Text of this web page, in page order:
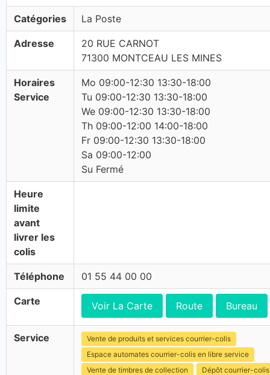
Catégories La Poste
Adresse
20 RUE CARNOT
71300 MONTCEAU LES MINES
Horaires
Service
Mo 09:00-12:30 13:30-18:00
Tu 09:00-12:30 13:30-18:00
We 09:00-12:30 13:30-18:00
Th 09:00-12:00 14:00-18:00
Fr 09:00-12:30 13:30-18:00
Sa 09:00-12:00
Su Fermé
Heure
limite
avant
livrer les
colis
Téléphone 01 55 44 00 00
Carte Voir La Carte Route Bureau
Service
Vente de produits et services courrier-colis
Espace automates courrier-colis en libre service
Vente de timbres de collection
Dépôt courrier-colis